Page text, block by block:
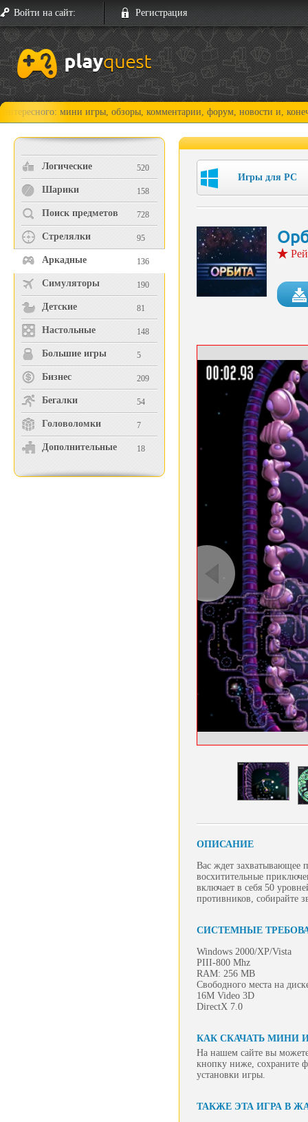
Войти на сайт: Регистрация
мини игры, обзоры, комментарии, форум, новости и, конечно,
Логические 520
Шарики 158
Поиск предметов 728
Стрелялки 95
Аркадные 136
Симуляторы 190
Детские 81
Настольные 148
Большие игры 5
Бизнес 209
Бегалки 54
Головоломки 7
Дополнительные 18
Игры для PC
ОПИСАНИЕ
Вас ждет захватывающее
восхитительные
включает в себя 50
противников, собирайте
СИСТЕМНЫЕ
Windows 2000/XP/Vista
PIII-800 Mhz
RAM: 256 MB
Свободного места на
16M Video 3D
DirectX 7.0
КАК СКАЧАТЬ МИНИ
На нашем сайте вы
кнопку ниже, сохраните
установки игры.
ТАКЖЕ ЭТА ИГРА В